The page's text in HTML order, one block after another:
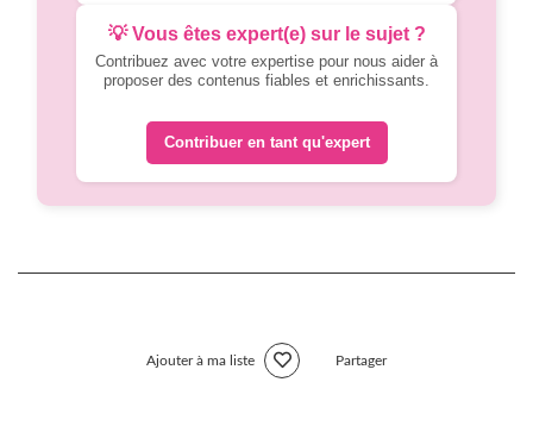
💡 Vous êtes expert(e) sur le sujet ?
Contribuez avec votre expertise pour nous aider à
proposer des contenus fiables et enrichissants.
Contribuer en tant qu'expert
Ajouter à ma liste Partager